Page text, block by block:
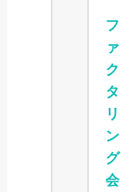
フ
ァ
ク
タ
リ
ン
グ
会